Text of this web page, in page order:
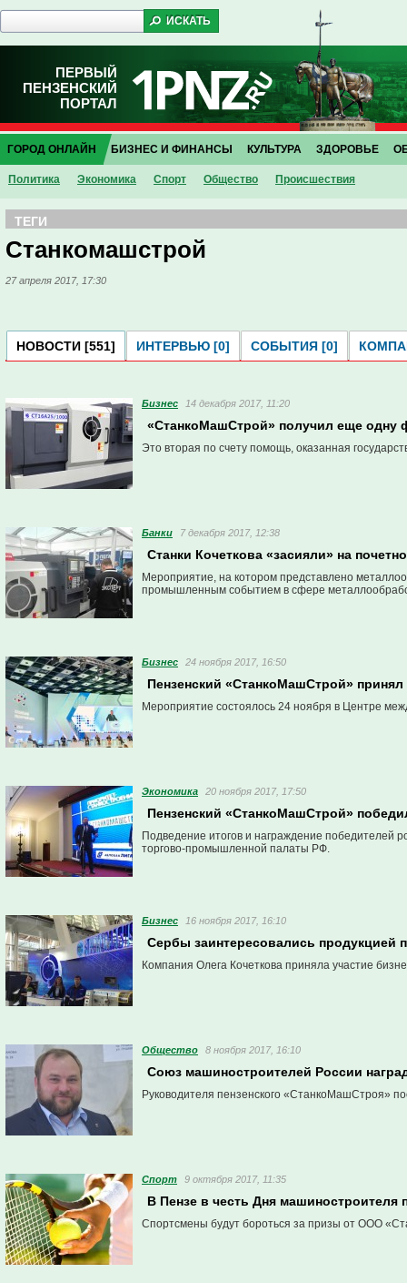
ПЕРВЫЙ
ПЕНЗЕНСКИЙ
ПОРТАЛ
ГОРОД ОНЛАЙН
Политика Экономика Спорт Общество Проиcшествия
БИЗНЕС И ФИНАНСЫ КУЛЬТУРА ЗДОРОВЬЕ
ТЕГИ
Станкомашстрой
27 апреля 2017, 17:30
НОВОСТИ [551] ИНТЕРВЬЮ [0] СОБЫТИЯ [0]
Бизнес 14 декабря 2017, 11:20
«СтанкоМашСтрой» получил еще одну
Это вторая по счету помощь, оказанная
Банки 7 декабря 2017, 12:38
Станки Кочеткова «засияли» на
Мероприятие, на котором представлено
промышленным событием в сфере
Бизнес 24 ноября 2017, 16:50
Пензенский «СтанкоМашСтрой»
Мероприятие состоялось 24 ноября в Центре
Экономика 20 ноября 2017, 17:50
Пензенский «СтанкоМашСтрой»
Подведение итогов и награждение победителей
торгово-промышленной палаты РФ.
Бизнес 16 ноября 2017, 16:10
Сербы заинтересовались продукцией
Компания Олега Кочеткова приняла участие
Общество 8 ноября 2017, 16:10
Союз машиностроителей России
Руководителя пензенского «СтанкоМашСтроя»
Спорт 9 октября 2017, 11:35
В Пензе в честь Дня машиностроителя
Спортсмены будут бороться за призы от ООО